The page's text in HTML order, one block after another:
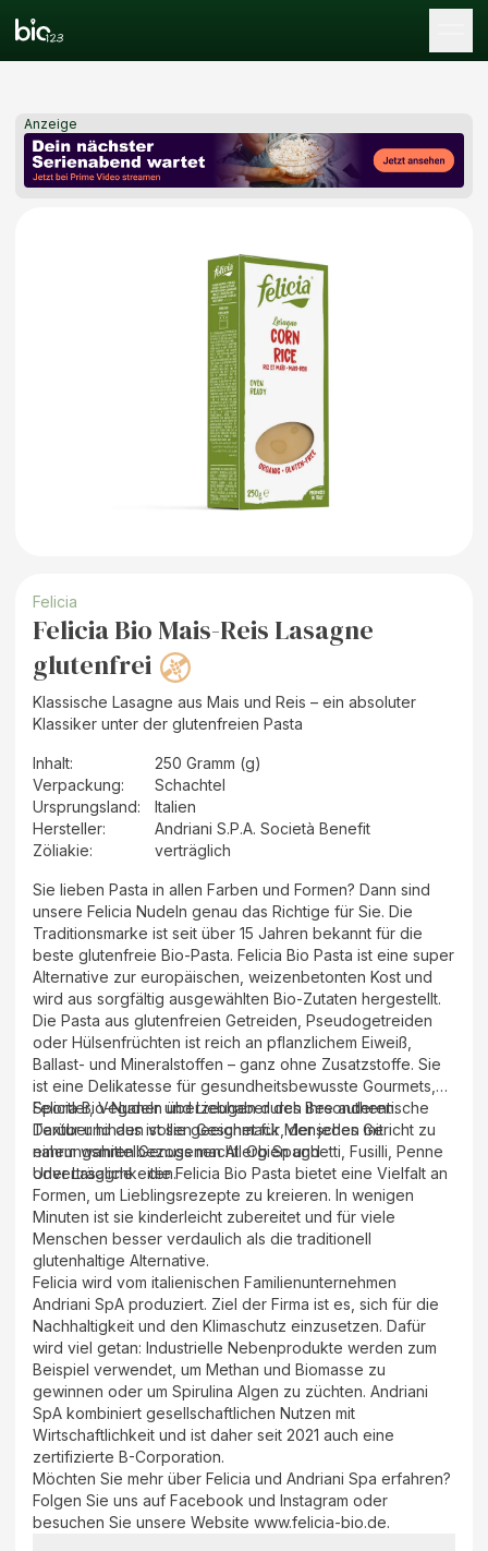
Anzeige
Felicia
Felicia Bio Mais-Reis Lasagne
glutenfrei
Klassische Lasagne aus Mais und Reis – ein absoluter
Klassiker unter der glutenfreien Pasta
Inhalt:
250 Gramm (g)
Verpackung:
Schachtel
Ursprungsland:
Italien
Hersteller:
Andriani S.P.A. Società Benefit
Zöliakie:
verträglich
Sie lieben Pasta in allen Farben und Formen? Dann sind
unsere Felicia Nudeln genau das Richtige für Sie. Die
Traditionsmarke ist seit über 15 Jahren bekannt für die
beste glutenfreie Bio-Pasta. Felicia Bio Pasta ist eine super
Alternative zur europäischen, weizenbetonten Kost und
wird aus sorgfältig ausgewählten Bio-Zutaten hergestellt.
Die Pasta aus glutenfreien Getreiden, Pseudogetreiden
oder Hülsenfrüchten ist reich an pflanzlichem Eiweiß,
Ballast- und Mineralstoffen – ganz ohne Zusatzstoffe. Sie
ist eine Delikatesse für gesundheitsbewusste Gourmets,
Sportler, Veganer und Liebhaber des Besonderen.
Darüber hinaus ist sie geeignet für Menschen mit
nahrungsmittelbezogenen Allergien und
Unverträglichkeiten.
Felicia Bio-Nudeln überzeugen durch ihre authentische
Textur und den vollen Geschmack, der jedes Gericht zu
einem wahren Genuss macht. Ob Spaghetti, Fusilli, Penne
oder Lasagne - die Felicia Bio Pasta bietet eine Vielfalt an
Formen, um Lieblingsrezepte zu kreieren. In wenigen
Minuten ist sie kinderleicht zubereitet und für viele
Menschen besser verdaulich als die traditionell
glutenhaltige Alternative.
Felicia wird vom italienischen Familienunternehmen
Andriani SpA produziert. Ziel der Firma ist es, sich für die
Nachhaltigkeit und den Klimaschutz einzusetzen. Dafür
wird viel getan: Industrielle Nebenprodukte werden zum
Beispiel verwendet, um Methan und Biomasse zu
gewinnen oder um Spirulina Algen zu züchten. Andriani
SpA kombiniert gesellschaftlichen Nutzen mit
Wirtschaftlichkeit und ist daher seit 2021 auch eine
zertifizierte B-Corporation.
Möchten Sie mehr über Felicia und Andriani Spa erfahren?
Folgen Sie uns auf Facebook und Instagram oder
besuchen Sie unsere Website www.felicia-bio.de.